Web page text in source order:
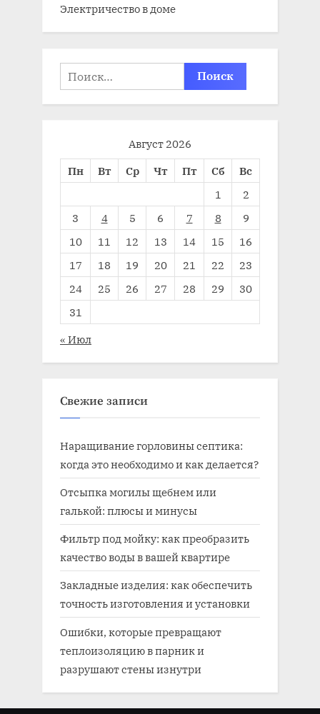
Электричество в доме
Найти:
Август 2026
Пн
Вт Ср Чт Пт Сб
Вс
1
2
3
4 5 6 7 8
9
10
11 12 13 14 15
16
17
18 19 20 21 22
23
24
25 26 27 28 29
30
31
« Июл
Свежие записи
Наращивание горловины септика:
когда это необходимо и как делается?
Отсыпка могилы щебнем или
галькой: плюсы и минусы
Фильтр под мойку: как преобразить
качество воды в вашей квартире
Закладные изделия: как обеспечить
точность изготовления и установки
Ошибки, которые превращают
теплоизоляцию в парник и
разрушают стены изнутри